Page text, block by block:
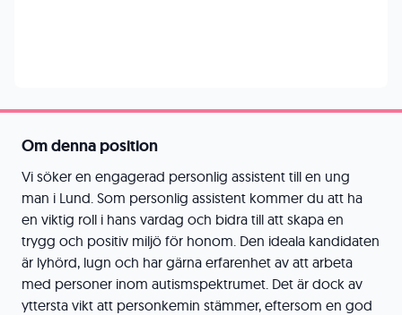
Om denna position
Vi söker en engagerad personlig assistent till en ung
man i Lund. Som personlig assistent kommer du att ha
en viktig roll i hans vardag och bidra till att skapa en
trygg och positiv miljö för honom. Den ideala kandidaten
är lyhörd, lugn och har gärna erfarenhet av att arbeta
med personer inom autismspektrumet. Det är dock av
yttersta vikt att personkemin stämmer, eftersom en god